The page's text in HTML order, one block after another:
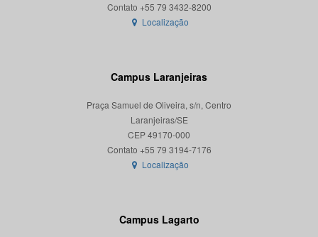
Localização
Campus Laranjeiras
Praça Samuel de Oliveira, s/n, Centro
Laranjeiras/SE
CEP 49170-000
Localização
Campus Lagarto